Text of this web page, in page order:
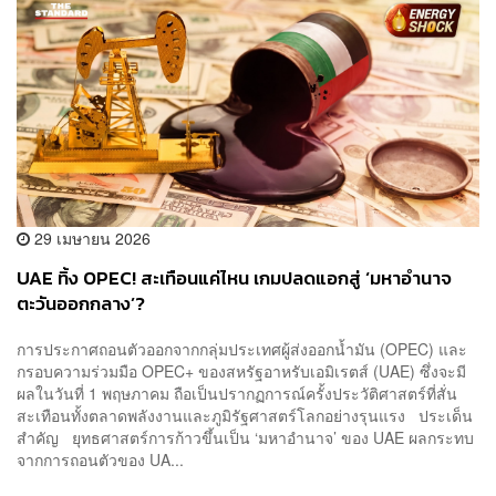
29 เมษายน 2026
UAE ทิ้ง OPEC! สะเทือนแค่ไหน เกมปลดแอกสู่ ‘มหาอำนาจ
ตะวันออกกลาง’?
การประกาศถอนตัวออกจากกลุ่มประเทศผู้ส่งออกน้ำมัน (OPEC) และ
กรอบความร่วมมือ OPEC+ ของสหรัฐอาหรับเอมิเรตส์ (UAE) ซึ่งจะมี
ผลในวันที่ 1 พฤษภาคม ถือเป็นปรากฏการณ์ครั้งประวัติศาสตร์ที่สั่น
สะเทือนทั้งตลาดพลังงานและภูมิรัฐศาสตร์โลกอย่างรุนแรง ประเด็น
สำคัญ ยุทธศาสตร์การก้าวขึ้นเป็น ‘มหาอำนาจ’ ของ UAE ผลกระทบ
จากการถอนตัวของ UA...